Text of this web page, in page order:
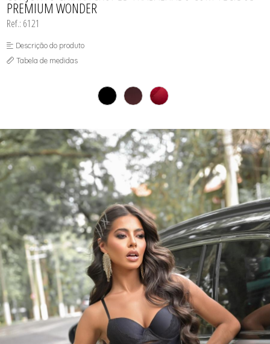
PREMIUM WONDER
Ref.: 6121
Descrição do produto
Tabela de medidas